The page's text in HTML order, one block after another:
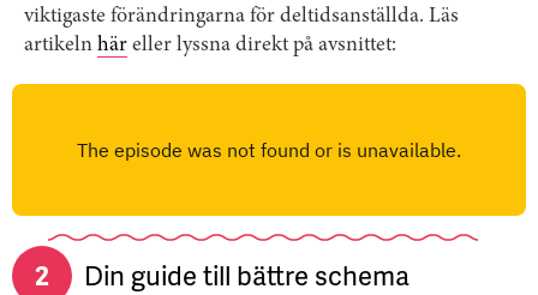
viktigaste förändringarna för deltidsanställda. Läs
artikeln här eller lyssna direkt på avsnittet:
2 Din guide till bättre schema